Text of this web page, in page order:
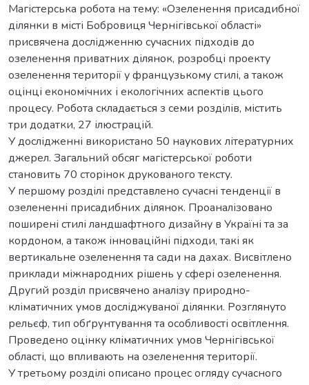
Магістерська робота на тему: «Озеленення присадибної
ділянки в місті Бобровиця Чернігівської області»
присвячена дослідженню сучасних підходів до
озеленення приватних ділянок, розробці проекту
озеленення території у французькому стилі, а також
оцінці економічних і екологічних аспектів цього
процесу. Робота складається з семи розділів, містить
три додатки, 27 ілюстрацій.
У дослідженні використано 50 наукових літературних
джерел. Загальний обсяг магістерської роботи
становить 70 сторінок друкованого тексту.
У першому розділі представлено сучасні тенденції в
озелененні присадибних ділянок. Проаналізовано
поширені стилі ландшафтного дизайну в Україні та за
кордоном, а також інноваційні підходи, такі як
вертикальне озеленення та сади на дахах. Висвітлено
приклади міжнародних рішень у сфері озеленення.
Другий розділ присвячено аналізу природно-
кліматичних умов досліджуваної ділянки. Розглянуто
рельєф, тип обґрунтування та особливості освітлення.
Проведено оцінку кліматичних умов Чернігівської
області, що впливають на озеленення території.
У третьому розділі описано процес огляду сучасного